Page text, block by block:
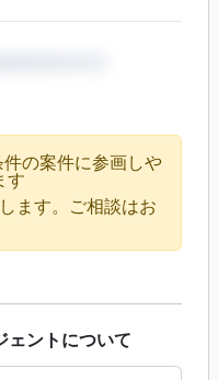
の案件に参画しや
す
ます。ご相談はお
ェントについて